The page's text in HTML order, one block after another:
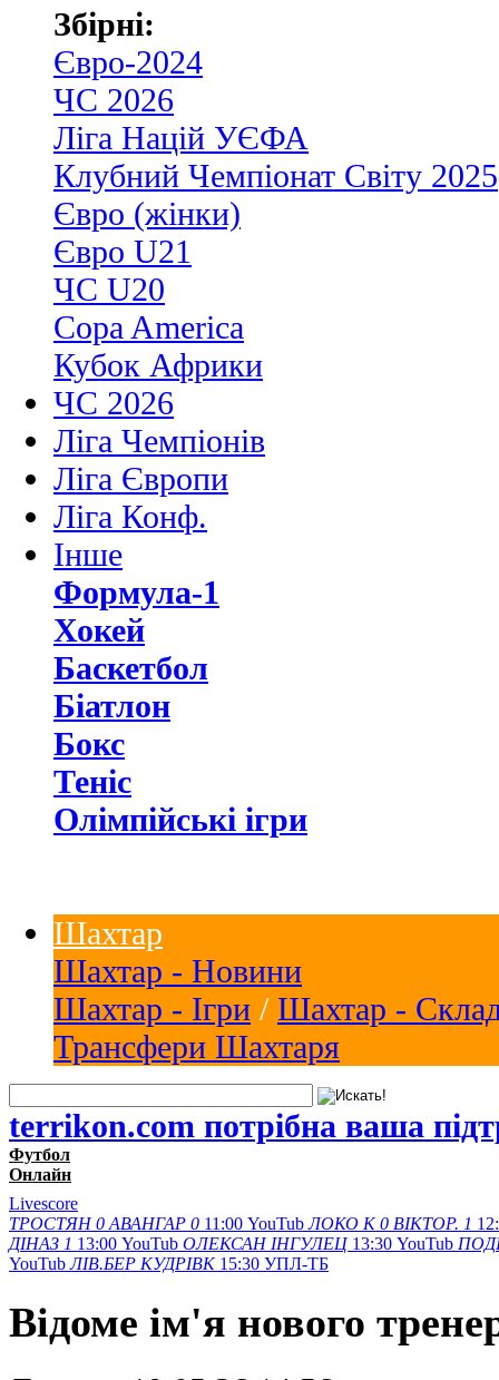
Збірні:
Євро-2024
ЧС 2026
Ліга Націй УЄФА
Клубний Чемпіонат Світу 2025
Євро (жінки)
Євро U21
ЧС U20
Copa America
Кубок Африки
ЧС 2026
Ліга Чемпіонів
Ліга Європи
Ліга Конф.
Інше
Формула-1
Хокей
Баскетбол
Біатлон
Бокс
Теніс
Олімпійські ігри
Шахтар
Шахтар - Новини
Шахтар - Ігри / Шахтар -
Трансфери Шахтаря
terrikon.com потрібна ваша
Футбол
Онлайн
Livescore
ТРОСТЯН 0 АВАНГАР 0 11:00 YouTub ЛОКО К 0 ВІКТОР. 1
ДІНАЗ 1 13:00 YouTub ОЛЕКСАН ІНГУЛЕЦ 13:30 YouTub
YouTub ЛІВ.БЕР КУДРІВК 15:30 УПЛ-ТБ
Відоме ім'я нового